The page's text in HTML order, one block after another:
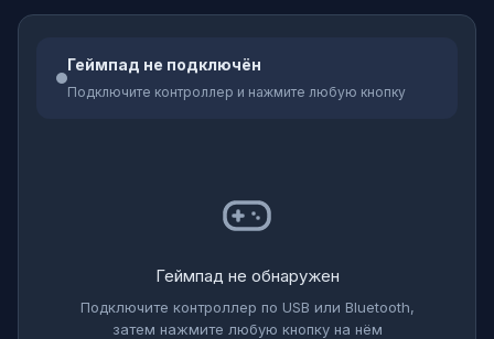
Геймпад не подключён
Подключите контроллер и нажмите любую кнопку
Геймпад не обнаружен
Подключите контроллер по USB или Bluetooth,
затем нажмите любую кнопку на нём